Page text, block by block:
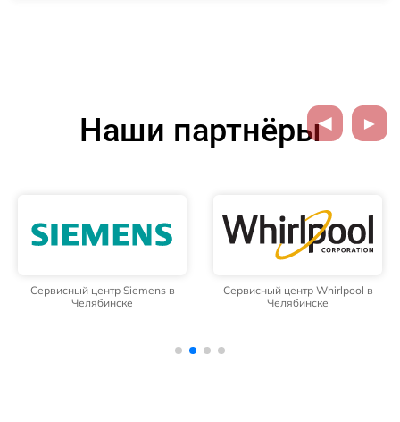
Наши партнёры
Сервисный центр Siemens в
Челябинске
Сервисный центр Whirlpool в
Челябинске